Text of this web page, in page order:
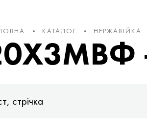
КАТАЛОГ НЕРЖАВІЙКА
-
стрічка